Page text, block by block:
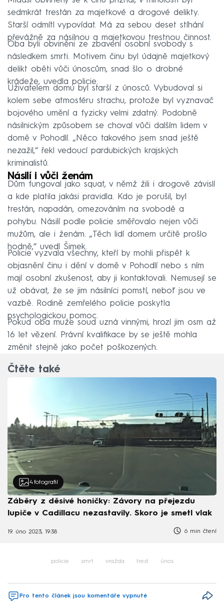
sedmkrát trestán za majetkové a drogové delikty.
Starší odmítl vypovídat. Má za sebou deset stíhání
převážně za násilnou a majetkovou trestnou činnost.
Oba byli obviněni ze zbavení osobní svobody s
následkem smrti. Motivem činu byl údajně majetkový
delikt oběti vůči únoscům, snad šlo o drobné
krádeže, uvedla policie.
Uživatelem domu byl starší z únosců. Vybudoval si
kolem sebe atmosféru strachu, protože byl vyznavač
bojového umění a fyzicky velmi zdatný. Podobně
násilnickým způsobem se choval vůči dalším lidem v
domě v Pohodlí. „Něco takového jsem snad ještě
nezažil,“ řekl vedoucí pardubických krajských
kriminalistů.
Násilí i vůči ženám
Dům fungoval jako squat, v němž žili i drogově závislí
a kde platila jakási pravidla. Kdo je porušil, byl
trestán, napadán, omezováním na svobodě a
pohybu. Násilí podle policie směřovalo nejen vůči
mužům, ale i ženám. „Těch lidí domem určitě prošlo
hodně,“ uvedl Šimek.
Policie vyzvala všechny, kteří by mohli přispět k
objasnění činu i dění v domě v Pohodlí nebo s ním
mají osobní zkušenost, aby ji kontaktovali. Nemusejí se
už obávat, že se jim násilníci pomstí, neboť jsou ve
vazbě. Rodině zemřelého policie poskytla
psychologickou pomoc.
Pokud oba muže soud uzná vinnými, hrozí jim osm až
16 let vězení. Právní kvalifikace by se ještě mohla
změnit stejně jako počet poškozených.
Čtěte také
4 fotografií
Záběry z děsivé honičky: Závory na přejezdu
lupiče v Cadillacu nezastavily. Skoro je smetl vlak
19. úno 2023, 19:38 6 min čtení
policie smrt vražda trest únos
Pro tento článek jsou komentáře vypnuté